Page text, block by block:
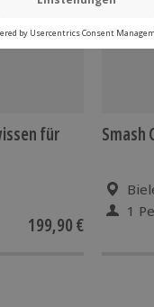
für
199,90 €
Smash
1